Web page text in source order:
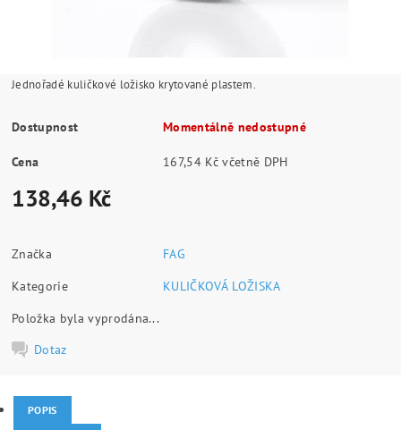
Jednořadé kuličkové ložisko krytované plastem.
Dostupnost Momentálně nedostupné
Cena 167,54 Kč včetně DPH
138,46 Kč
Značka
FAG
Kategorie
KULIČKOVÁ LOŽISKA
Položka byla vyprodána...
Dotaz
POPIS